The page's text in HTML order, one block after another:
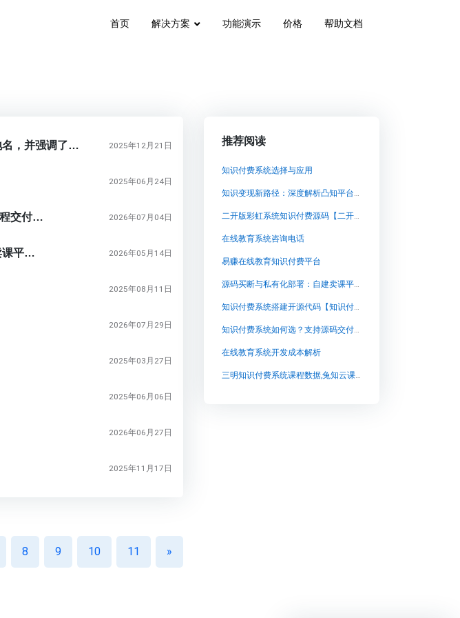
首页 解决方案 功能演示 价格 帮助文档
主流课件销售平台及操作指南 此标题去除了具体地名，并强调了用户可能感兴趣的主流平台信息以及操作 2025年12月21日
2025年06月24日
国学从业者如何选择知识付费系统？私域运营与课程交付的避坑指南 2026年07月04日
2026年，知识付费从业者如何从现金流视角选择卖课平台？ 2026年05月14日
2025年08月11日
2026年07月29日
2025年03月27日
2025年06月06日
2026年06月27日
2025年11月17日
8 9 10 11 »
推荐阅读
知识付费系统选择与应用
二开版彩虹系统知识付费源码【二开版彩虹系统知识付费源码知识付费系统系统怎么制作，知识付费系统搭建使用教程】
在线教育系统咨询电话
易赚在线教育知识付费平台
源码买断与私有化部署：自建卖课平台的长期经营之选
知识付费系统搭建开源代码【知识付费系统搭建开源代码知识付费系统系统怎么制作，知识付费系统搭建使用教程】
知识付费系统如何选？支持源码交付的凸知，为自建平台提供新思路
在线教育系统开发成本解析
三明知识付费系统课程数据,兔知云课堂：开启你的学习之旅